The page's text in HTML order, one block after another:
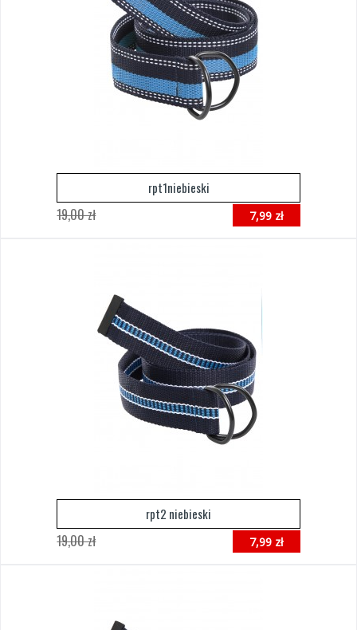
rpt1niebieski
7,99 zł
19,00 zł
rpt2 niebieski
7,99 zł
19,00 zł